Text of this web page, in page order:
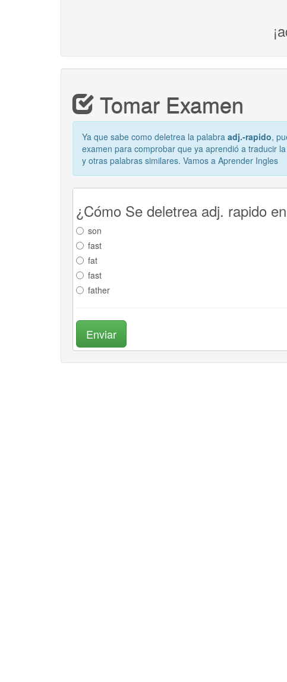
Tomar Examen
Ya que sabe como deletrea la palabra adj.-rapido,
examen para comprobar que ya aprendió a traducir
y otras palabras similares. Vamos a Aprender Ingles
¿Cómo Se deletrea adj. rapido
son
fast
fat
fast
father
Enviar